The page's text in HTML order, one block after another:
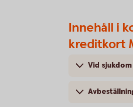
Innehåll i
kreditkort
Vid